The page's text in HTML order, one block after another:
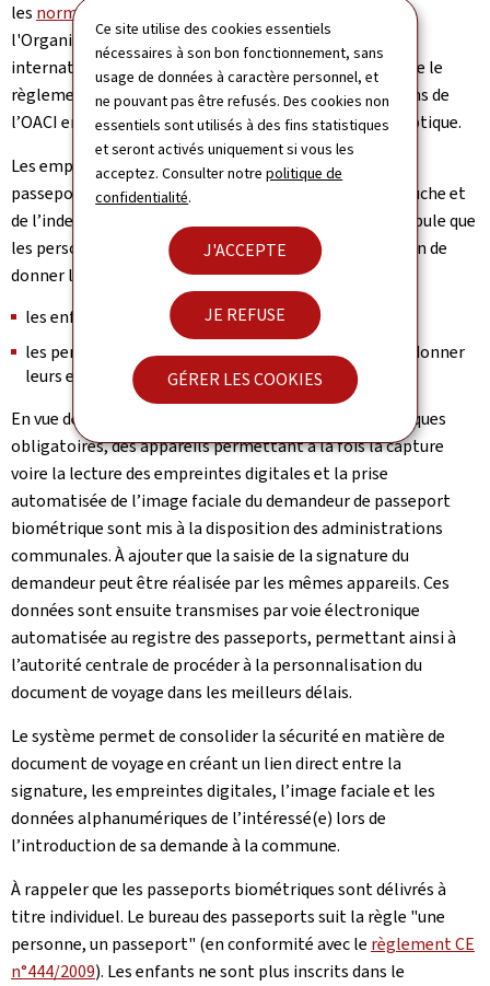
Ce site utilise des cookies essentiels
nécessaires à son bon fonctionnement, sans
usage de données à caractère personnel, et
ne pouvant pas être refusés. Des cookies non
essentiels sont utilisés à des fins statistiques
et seront activés uniquement si vous les
acceptez. Consulter notrepolitique de
confidentialité.
J'ACCEPTE
JE REFUSE
GÉRER LES COOKIES
les normes de qualité (Pdf, 1,64 Mo)
(PDF) définies par
l'Organisation internationale de l’aviation civile
internationale (OACI) sont à respecter étant donné que le
règlement européen se fonde sur ces recommandations de
l’OACI en matière de documents de voyage à lecture optique.
Les empreintes digitales principales à intégrer dans le
passeport européen sont les empreintes de l’index gauche et
de l’index droit. Néanmoins le règlement européen stipule que
les personnes suivantes sont exemptées de l’obligation de
donner leurs empreintes digitales:
les enfants de moins de 12 ans
les personnes qui sont physiquement incapables de donner
leurs empreintes digitales
En vue de réaliser la collecte des identifiants biométriques
obligatoires, des appareils permettant à la fois la capture
voire la lecture des empreintes digitales et la prise
automatisée de l’image faciale du demandeur de passeport
biométrique sont mis à la disposition des administrations
communales. À ajouter que la saisie de la signature du
demandeur peut être réalisée par les mêmes appareils. Ces
données sont ensuite transmises par voie électronique
automatisée au registre des passeports, permettant ainsi à
l’autorité centrale de procéder à la personnalisation du
document de voyage dans les meilleurs délais.
Le système permet de consolider la sécurité en matière de
document de voyage en créant un lien direct entre la
signature, les empreintes digitales, l’image faciale et les
données alphanumériques de l’intéressé(e) lors de
l’introduction de sa demande à la commune.
À rappeler que les passeports biométriques sont délivrés à
titre individuel. Le bureau des passeports suit la règle "une
personne, un passeport" (en conformité avec le règlement CE
n°444/2009). Les enfants ne sont plus inscrits dans le